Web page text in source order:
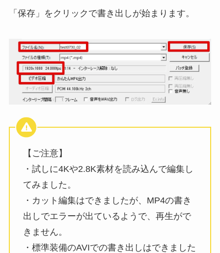
「保存」をクリックで書き出しが始まります。
【ご注意】
・試しに4Kや2.8K素材を読み込んで編集し
てみました。
・カット編集はできましたが、MP4の書き
出しでエラーが出ているようで、再生がで
きません。
・標準装備のAVIでの書き出しはできました